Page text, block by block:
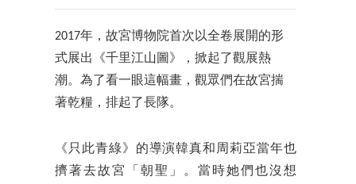
2017年，故宮博物院首次以全卷展開的形
式展出《千里江山圖》，掀起了觀展熱
潮。為了看一眼這幅畫，觀眾們在故宮揣
著乾糧，排起了長隊。
《只此青綠》的導演韓真和周莉亞當年也
擠著去故宮「朝聖」。當時她們也沒想